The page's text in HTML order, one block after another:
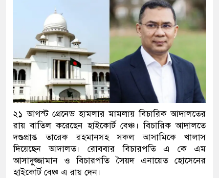
২১ আগস্ট গ্রেনেড হামলার মামলায় বিচারিক আদালতের
রায় বাতিল করেছেন হাইকোর্ট বেঞ্চ। বিচারিক আদালতে
দণ্ডপ্রাপ্ত তারেক রহমানসহ সকল আসামিকে খালাস
দিয়েছেন আদালত। রোববার বিচারপতি এ কে এম
আসাদুজ্জামান ও বিচারপতি সৈয়দ এনায়েত হোসেনের
হাইকোর্ট বেঞ্চ এ রায় দেন।